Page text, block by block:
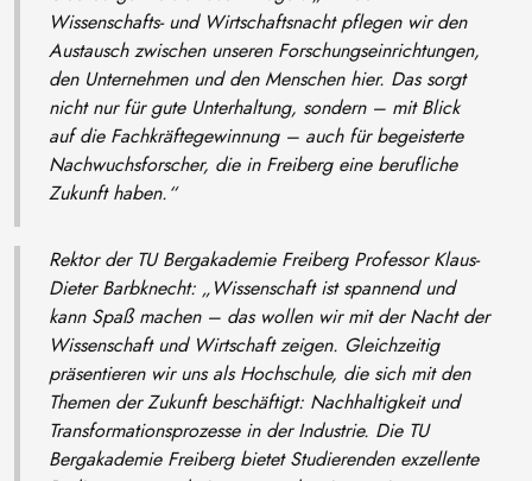
Wissenschafts- und Wirtschaftsnacht pflegen wir den
Austausch zwischen unseren Forschungseinrichtungen,
den Unternehmen und den Menschen hier. Das sorgt
nicht nur für gute Unterhaltung, sondern – mit Blick
auf die Fachkräftegewinnung – auch für begeisterte
Nachwuchsforscher, die in Freiberg eine berufliche
Zukunft haben.“
Rektor der TU Bergakademie Freiberg Professor Klaus-
Dieter Barbknecht: „Wissenschaft ist spannend und
kann Spaß machen – das wollen wir mit der Nacht der
Wissenschaft und Wirtschaft zeigen. Gleichzeitig
präsentieren wir uns als Hochschule, die sich mit den
Themen der Zukunft beschäftigt: Nachhaltigkeit und
Transformationsprozesse in der Industrie. Die TU
Bergakademie Freiberg bietet Studierenden exzellente